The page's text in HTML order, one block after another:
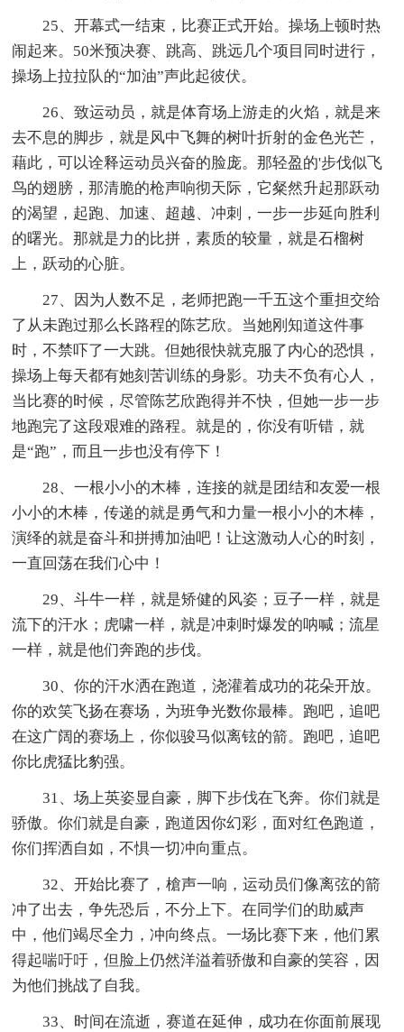
25、开幕式一结束，比赛正式开始。操场上顿时热
闹起来。50米预决赛、跳高、跳远几个项目同时进行，
操场上拉拉队的“加油”声此起彼伏。
26、致运动员，就是体育场上游走的火焰，就是来
去不息的脚步，就是风中飞舞的树叶折射的金色光芒，
藉此，可以诠释运动员兴奋的脸庞。那轻盈的'步伐似飞
鸟的翅膀，那清脆的枪声响彻天际，它粲然升起那跃动
的渴望，起跑、加速、超越、冲刺，一步一步延向胜利
的曙光。那就是力的比拼，素质的较量，就是石榴树
上，跃动的心脏。
27、因为人数不足，老师把跑一千五这个重担交给
了从未跑过那么长路程的陈艺欣。当她刚知道这件事
时，不禁吓了一大跳。但她很快就克服了内心的恐惧，
操场上每天都有她刻苦训练的身影。功夫不负有心人，
当比赛的时候，尽管陈艺欣跑得并不快，但她一步一步
地跑完了这段艰难的路程。就是的，你没有听错，就
是“跑”，而且一步也没有停下！
28、一根小小的木棒，连接的就是团结和友爱一根
小小的木棒，传递的就是勇气和力量一根小小的木棒，
演绎的就是奋斗和拼搏加油吧！让这激动人心的时刻，
一直回荡在我们心中！
29、斗牛一样，就是矫健的风姿；豆子一样，就是
流下的汗水；虎啸一样，就是冲刺时爆发的呐喊；流星
一样，就是他们奔跑的步伐。
30、你的汗水洒在跑道，浇灌着成功的花朵开放。
你的欢笑飞扬在赛场，为班争光数你最棒。跑吧，追吧
在这广阔的赛场上，你似骏马似离铉的箭。跑吧，追吧
你比虎猛比豹强。
31、场上英姿显自豪，脚下步伐在飞奔。你们就是
骄傲。你们就是自豪，跑道因你幻彩，面对红色跑道，
你们挥洒自如，不惧一切冲向重点。
32、开始比赛了，槍声一响，运动员们像离弦的箭
冲了出去，争先恐后，不分上下。在同学们的助威声
中，他们竭尽全力，冲向终点。一场比赛下来，他们累
得起喘吁吁，但脸上仍然洋溢着骄傲和自豪的笑容，因
为他们挑战了自我。
33、时间在流逝，赛道在延伸，成功在你面前展现